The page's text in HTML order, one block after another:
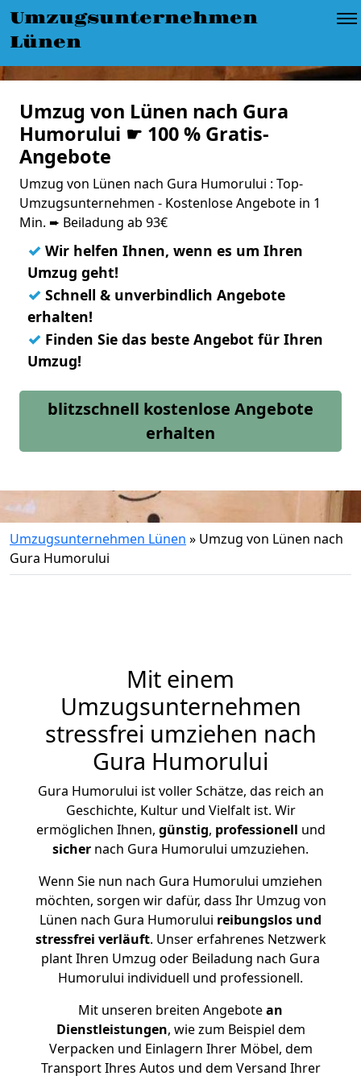
Umzugsunternehmen
Lünen
Umzug von Lünen nach Gura
Humorului ☛ 100 % Gratis-
Angebote
Umzug von Lünen nach Gura Humorului : Top-
Umzugsunternehmen - Kostenlose Angebote in 1
Min. ➨ Beiladung ab 93€
✓ Wir helfen Ihnen, wenn es um Ihren
Umzug geht!
✓ Schnell & unverbindlich Angebote
erhalten!
✓ Finden Sie das beste Angebot für Ihren
Umzug!
blitzschnell kostenlose Angebote
erhalten
Umzugsunternehmen Lünen » Umzug von Lünen nach
Gura Humorului
Mit einem
Umzugsunternehmen
stressfrei umziehen nach
Gura Humorului
Gura Humorului ist voller Schätze, das reich an
Geschichte, Kultur und Vielfalt ist. Wir
ermöglichen Ihnen, günstig, professionell und
sicher nach Gura Humorului umzuziehen.
Wenn Sie nun nach Gura Humorului umziehen
möchten, sorgen wir dafür, dass Ihr Umzug von
Lünen nach Gura Humorului reibungslos und
stressfrei verläuft. Unser erfahrenes Netzwerk
plant Ihren Umzug oder Beiladung nach Gura
Humorului individuell und professionell.
Mit unseren breiten Angebotean
Dienstleistungen, wie zum Beispiel dem
Verpacken und Einlagern Ihrer Möbel, dem
Transport Ihres Autos und dem Versand Ihrer